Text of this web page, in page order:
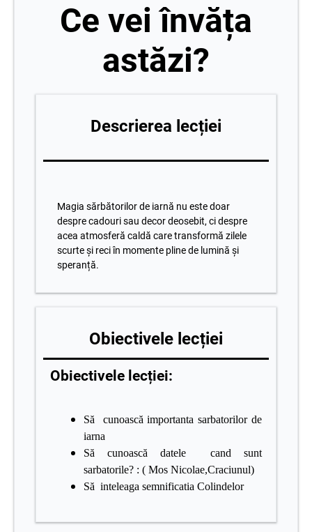
Ce vei învăța
astăzi?
Descrierea lecției
Magia sărbătorilor de iarnă nu este doar
despre cadouri sau decor deosebit, ci despre
acea atmosferă caldă care transformă zilele
scurte și reci în momente pline de lumină și
speranță.
Obiectivele lecției
Obiectivele lecției:
Să cunoască importanta sarbatorilor de
iarna
Să cunoască datele cand sunt
sarbatorile? : ( Mos Nicolae,Craciunul)
Să inteleaga semnificatia Colindelor